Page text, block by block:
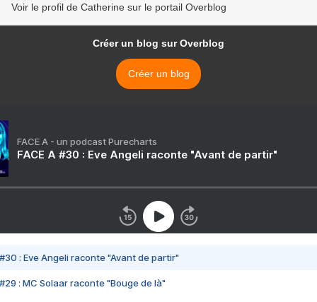
Voir le profil de Catherine sur le portail Overblog
Créer un blog sur Overblog
Créer un blog
FACE A - un podcast Purecharts
FACE A #30 : Eve Angeli raconte "Avant de partir"
#30 : Eve Angeli raconte "Avant de partir"
#29 : MC Solaar raconte "Bouge de là"